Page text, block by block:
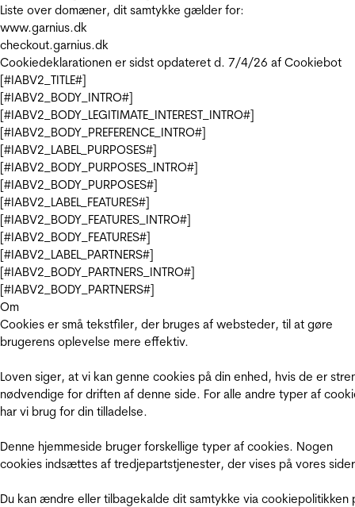
Liste over domæner, dit samtykke gælder for:
www.garnius.dk
checkout.garnius.dk
Cookiedeklarationen er sidst opdateret d. 7/4/26 af Cookiebot
[#IABV2_TITLE#]
[#IABV2_BODY_INTRO#]
[#IABV2_BODY_LEGITIMATE_INTEREST_INTRO#]
[#IABV2_BODY_PREFERENCE_INTRO#]
[#IABV2_LABEL_PURPOSES#]
[#IABV2_BODY_PURPOSES_INTRO#]
[#IABV2_BODY_PURPOSES#]
[#IABV2_LABEL_FEATURES#]
[#IABV2_BODY_FEATURES_INTRO#]
[#IABV2_BODY_FEATURES#]
[#IABV2_LABEL_PARTNERS#]
[#IABV2_BODY_PARTNERS_INTRO#]
[#IABV2_BODY_PARTNERS#]
Om
Cookies er små tekstfiler, der bruges af websteder, til at gøre
brugerens oplevelse mere effektiv.
Loven siger, at vi kan genne cookies på din enhed, hvis de er
nødvendige for driften af denne side. For alle andre typer af
har vi brug for din tilladelse.
Denne hjemmeside bruger forskellige typer af cookies. Nogen
cookies indsættes af tredjepartstjenester, der vises på vores
Du kan ændre eller tilbagekalde dit samtykke via cookiepolitikken